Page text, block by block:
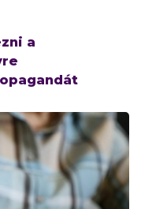
a